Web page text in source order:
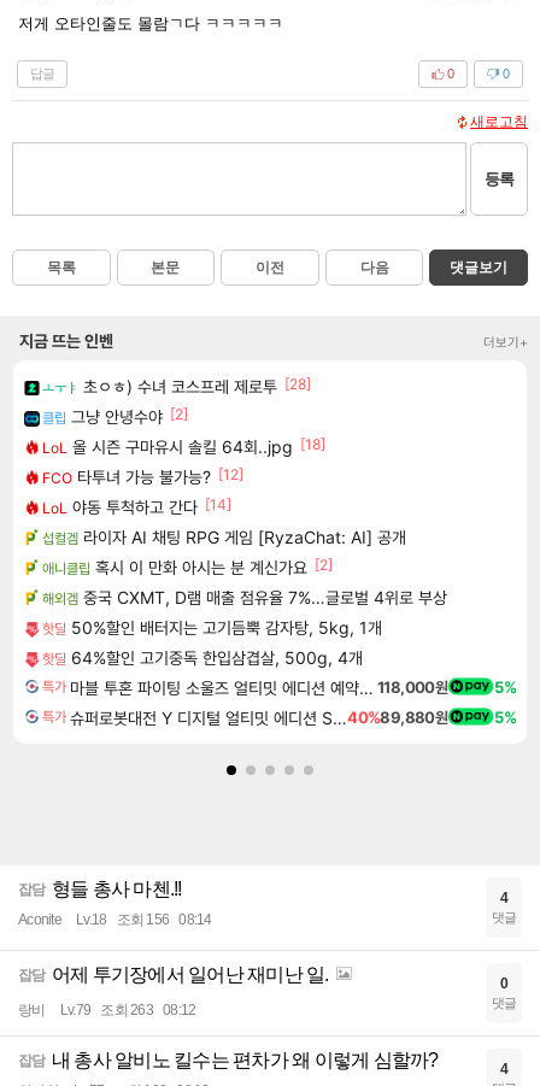
저게 오타인줄도 몰람ㄱ다 ㅋㅋㅋㅋㅋ
답글 0
0
새로고침
등록
목록 본문 이전 다음 댓글보기
지금 뜨는 인벤 더보기+
ㅗㅜㅑ 초ㅇㅎ) 수녀 코스프레 제로투 [28]
클립 그냥 안녕수야 [2]
LoL 올 시즌 구마유시 솔킬 64회..jpg [18]
FCO 타투녀 가능 불가능? [12]
LoL 야동 투척하고 간다 [14]
섭컬겜 라이자 AI 채팅 RPG 게임 [RyzaChat: AI] 공개
애니클립 혹시 이 만화 아시는 분 계신가요 [2]
해외겜 중국 CXMT, D램 매출 점유율 7%…글로벌 4위로 부상
핫딜 50%할인 배터지는 고기듬뿍 감자탕, 5kg, 1개
핫딜 64%할인 고기중독 한입삼겹살, 500g, 4개
특가 마블 투혼 파이팅 소울즈 얼티밋 에디션 예약구매 MARVEL Tokon Fighting Souls Ultimate Edition Pre-Purchase 118,000원 5%
특가 슈퍼로봇대전 Y 디지털 얼티밋 에디션 Super Robot Wars Y Digital Ultimate Edition40%89,880원 5%
잡담 형들 총사 마첸.!!
Aconite Lv.18 조회 156 08:14
4
댓글
잡담 어제 투기장에서 일어난 재미난 일.
랑비 Lv.79 조회 263 08:12
0
댓글
잡담 내 총사 알비노 킬수는 편차가 왜 이렇게 심할까? 4